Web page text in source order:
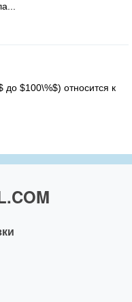
до $100\%$) относится к